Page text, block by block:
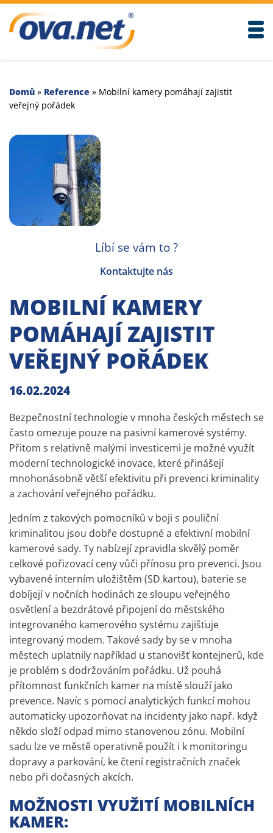
Domů » Reference » Mobilní kamery pomáhají zajistit
veřejný pořádek
Líbí se vám to ?
Kontaktujte nás
MOBILNÍ KAMERY
POMÁHAJÍ ZAJISTIT
VEŘEJNÝ POŘÁDEK
16.02.2024
Bezpečnostní technologie v mnoha českých městech se
často omezuje pouze na pasivní kamerové systémy.
Přitom s relativně malými investicemi je možné využít
moderní technologické inovace, které přinášejí
mnohonásobně větší efektivitu při prevenci kriminality
a zachování veřejného pořádku.
Jedním z takových pomocníků v boji s pouliční
kriminalitou jsou dobře dostupné a efektivní mobilní
kamerové sady. Ty nabízejí zpravidla skvělý poměr
celkové pořizovací ceny vůči přínosu pro prevenci. Jsou
vybavené interním uložištěm (SD kartou), baterie se
dobíjejí v nočních hodinách ze sloupu veřejného
osvětlení a bezdrátové připojení do městského
integrovaného kamerového systému zajišťuje
integrovaný modem. Takové sady by se v mnoha
městech uplatnily například u stanovišť kontejnerů, kde
je problém s dodržováním pořádku. Už pouhá
přítomnost funkčních kamer na místě slouží jako
prevence. Navíc s pomocí analytických funkcí mohou
automaticky upozorňovat na incidenty jako např. když
někdo složí odpad mimo stanovenou zónu. Mobilní
sadu lze ve městě operativně použít i k monitoringu
dopravy a parkování, ke čtení registračních značek
nebo při dočasných akcích.
MOŽNOSTI VYUŽITÍ MOBILNÍCH
KAMER: